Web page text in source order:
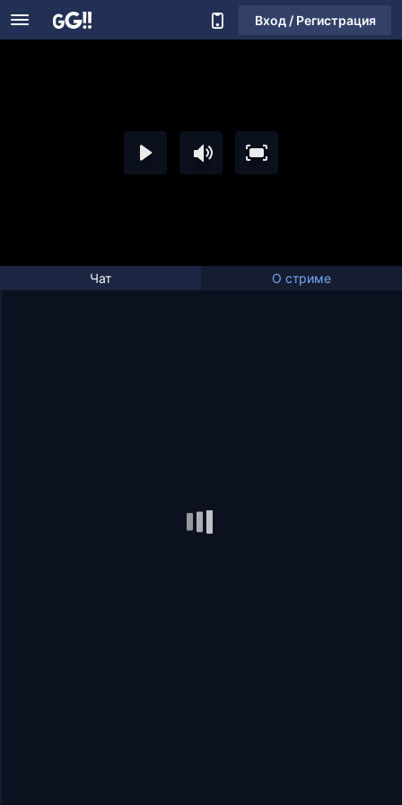
Вход / Регистрация
Чат О стриме